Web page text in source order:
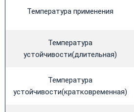
Температура применения
Температура
устойчивости(длительная)
Температура
устойчивости(кратковременная)